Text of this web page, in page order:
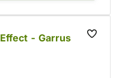
- Garrus